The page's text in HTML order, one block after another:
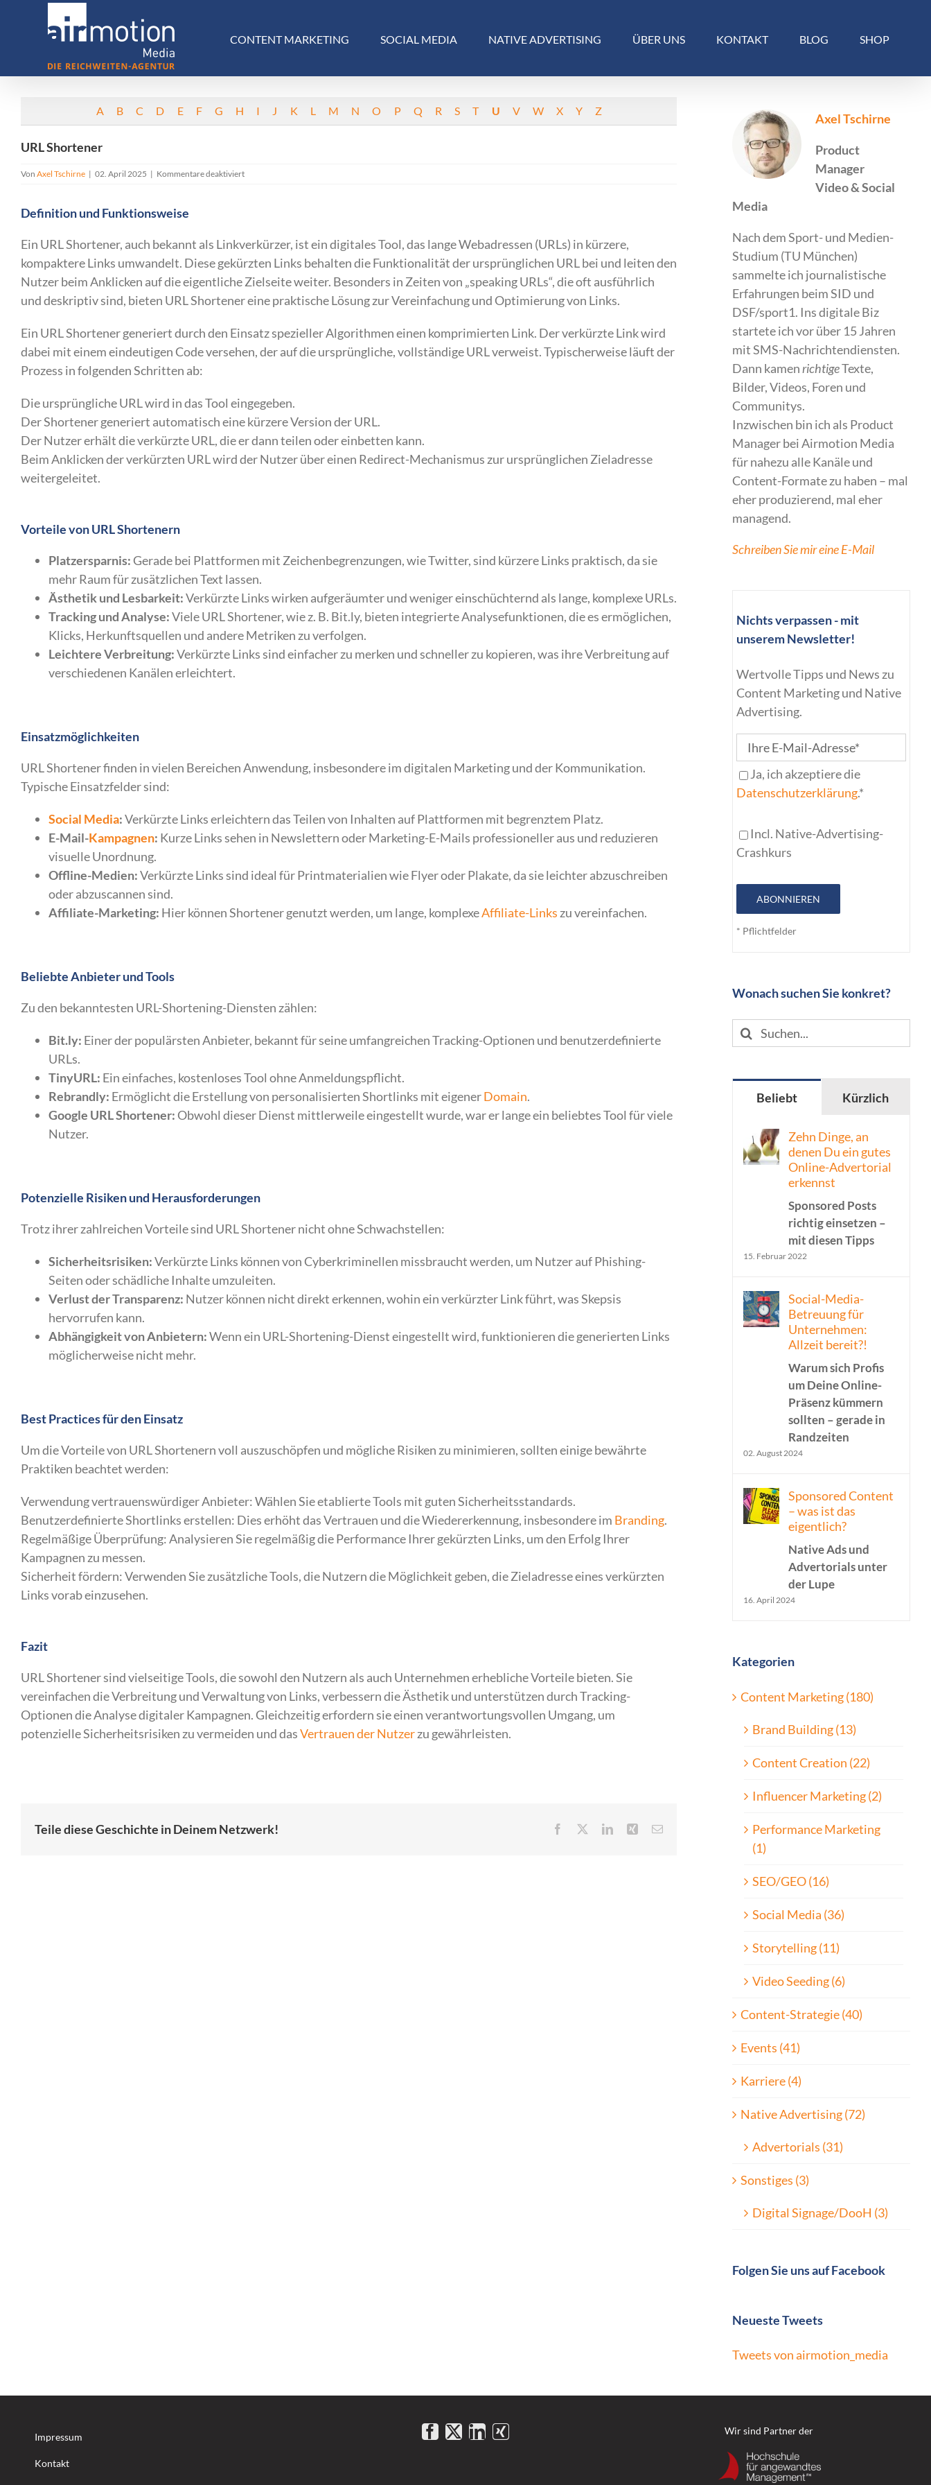
CONTENT MARKETING SOCIAL MEDIA NATIVE ADVERTISING ÜBER UNS KONTAKT BLOG SHOP
A B C D E F G H I J K L M N O P Q R S T U V W X Y Z
URL Shortener
Von Axel Tschirne | 02. April 2025 | Kommentare deaktiviertfür
Definition und Funktionsweise
Ein URL Shortener, auch bekannt als Linkverkürzer, ist ein digitales Tool, das lange Webadressen (URLs) in kürzere,
kompaktere Links umwandelt. Diese gekürzten Links behalten die Funktionalität der ursprünglichen URL bei und leiten den
Nutzer beim Anklicken auf die eigentliche Zielseite weiter. Besonders in Zeiten von „speaking URLs“, die oft ausführlich
und deskriptiv sind, bieten URL Shortener eine praktische Lösung zur Vereinfachung und Optimierung von Links.
Ein URL Shortener generiert durch den Einsatz spezieller Algorithmen einen komprimierten Link. Der verkürzte Link wird
dabei mit einem eindeutigen Code versehen, der auf die ursprüngliche, vollständige URL verweist. Typischerweise läuft der
Prozess in folgenden Schritten ab:
Die ursprüngliche URL wird in das Tool eingegeben.
Der Shortener generiert automatisch eine kürzere Version der URL.
Der Nutzer erhält die verkürzte URL, die er dann teilen oder einbetten kann.
Beim Anklicken der verkürzten URL wird der Nutzer über einen Redirect-Mechanismus zur ursprünglichen Zieladresse
weitergeleitet.
Vorteile von URL Shortenern
Platzersparnis:Gerade bei Plattformen mit Zeichenbegrenzungen, wie Twitter, sind kürzere Links praktisch, da sie
mehr Raum für zusätzlichen Text lassen.
Ästhetik und Lesbarkeit:Verkürzte Links wirken aufgeräumter und weniger einschüchternd als lange, komplexe URLs.
Tracking und Analyse:Viele URL Shortener, wie z. B. Bit.ly, bieten integrierte Analysefunktionen, die es ermöglichen,
Klicks, Herkunftsquellen und andere Metriken zu verfolgen.
Leichtere Verbreitung:Verkürzte Links sind einfacher zu merken und schneller zu kopieren, was ihre Verbreitung auf
verschiedenen Kanälen erleichtert.
Einsatzmöglichkeiten
URL Shortener finden in vielen Bereichen Anwendung, insbesondere im digitalen Marketing und der Kommunikation.
Typische Einsatzfelder sind:
Social Media:Verkürzte Links erleichtern das Teilen von Inhalten auf Plattformen mit begrenztem Platz.
E-Mail-Kampagnen: Kurze Links sehen in Newslettern oder Marketing-E-Mails professioneller aus und reduzieren
visuelle Unordnung.
Offline-Medien:Verkürzte Links sind ideal für Printmaterialien wie Flyer oder Plakate, da sie leichter abzuschreiben
oder abzuscannen sind.
Affiliate-Marketing: Hier können Shortener genutzt werden, um lange, komplexeAffiliate-Links zu vereinfachen.
Beliebte Anbieter und Tools
Zu den bekanntesten URL-Shortening-Diensten zählen:
Bit.ly: Einer der populärsten Anbieter, bekannt für seine umfangreichen Tracking-Optionen und benutzerdefinierte
URLs.
TinyURL: Ein einfaches, kostenloses Tool ohne Anmeldungspflicht.
Rebrandly: Ermöglicht die Erstellung von personalisierten Shortlinks mit eigenerDomain.
Google URL Shortener: Obwohl dieser Dienst mittlerweile eingestellt wurde, war er lange ein beliebtes Tool für viele
Nutzer.
Potenzielle Risiken und Herausforderungen
Trotz ihrer zahlreichen Vorteile sind URL Shortener nicht ohne Schwachstellen:
Sicherheitsrisiken:Verkürzte Links können von Cyberkriminellen missbraucht werden, um Nutzer auf Phishing-
Seiten oder schädliche Inhalte umzuleiten.
Verlust der Transparenz: Nutzer können nicht direkt erkennen, wohin ein verkürzter Link führt, was Skepsis
hervorrufen kann.
Abhängigkeit von Anbietern:Wenn ein URL-Shortening-Dienst eingestellt wird, funktionieren die generierten Links
möglicherweise nicht mehr.
Best Practices für den Einsatz
Um die Vorteile von URL Shortenern voll auszuschöpfen und mögliche Risiken zu minimieren, sollten einige bewährte
Praktiken beachtet werden:
Verwendung vertrauenswürdiger Anbieter: Wählen Sie etablierte Tools mit guten Sicherheitsstandards.
Benutzerdefinierte Shortlinks erstellen: Dies erhöht das Vertrauen und die Wiedererkennung, insbesondere im Branding.
Regelmäßige Überprüfung: Analysieren Sie regelmäßig die Performance Ihrer gekürzten Links, um den Erfolg Ihrer
Kampagnen zu messen.
Sicherheit fördern: Verwenden Sie zusätzliche Tools, die Nutzern die Möglichkeit geben, die Zieladresse eines verkürzten
Links vorab einzusehen.
Fazit
URL Shortener sind vielseitige Tools, die sowohl den Nutzern als auch Unternehmen erhebliche Vorteile bieten. Sie
vereinfachen die Verbreitung und Verwaltung von Links, verbessern die Ästhetik und unterstützen durch Tracking-
Optionen die Analyse digitaler Kampagnen. Gleichzeitig erfordern sie einen verantwortungsvollen Umgang, um
potenzielle Sicherheitsrisiken zu vermeiden und dasVertrauen der Nutzerzu gewährleisten.
Teile diese Geschichte in Deinem Netzwerk! Facebook LinkedInXing E-
Axel Tschirne
Product
Manager
Video & Social
Media
Nach dem Sport- und Medien-
Studium (TU München)
sammelte ich journalistische
Erfahrungen beim SID und
DSF/sport1. Ins digitale Biz
startete ich vor über 15 Jahren
mit SMS-Nachrichtendiensten.
Dann kamenrichtigeTexte,
Bilder, Videos, Foren und
Communitys.
Inzwischen bin ich als Product
Manager bei Airmotion Media
für nahezu alle Kanäle und
Content-Formate zu haben – mal
eher produzierend, mal eher
managend.
Schreiben Sie mir eine E-Mail
Nichts verpassen - mit
unserem Newsletter!
Wertvolle Tipps und News zu
Content Marketing und Native
Advertising.
Ja, ich akzeptiere die
Datenschutzerklärung.*
Incl. Native-Advertising-
Crashkurs
ABONNIEREN
* Pflichtfelder
Wonach suchen Sie konkret?
Suche
nach:
Beliebt Kürzlich
Zehn Dinge, an
denen Du ein gutes
Online-Advertorial
erkennst
Sponsored Posts
richtig einsetzen –
mit diesen Tipps
15. Februar 2022
Social-Media-
Betreuung für
Unternehmen:
Allzeit bereit?!
Warum sich Profis
um Deine Online-
Präsenz kümmern
sollten – gerade in
Randzeiten
02. August 2024
Sponsored Content
– was ist das
eigentlich?
Native Ads und
Advertorials unter
der Lupe
16. April 2024
Kategorien
Content Marketing (180)
Brand Building (13)
Content Creation (22)
Influencer Marketing (2)
Performance Marketing
(1)
SEO/GEO (16)
Social Media (36)
Storytelling (11)
Video Seeding (6)
Content-Strategie (40)
Events (41)
Karriere (4)
Native Advertising (72)
Advertorials (31)
Sonstiges (3)
Digital Signage/DooH (3)
Folgen Sie uns auf Facebook
Neueste Tweets
Tweets von airmotion_media
Impressum
Kontakt
Wir sind Partner der